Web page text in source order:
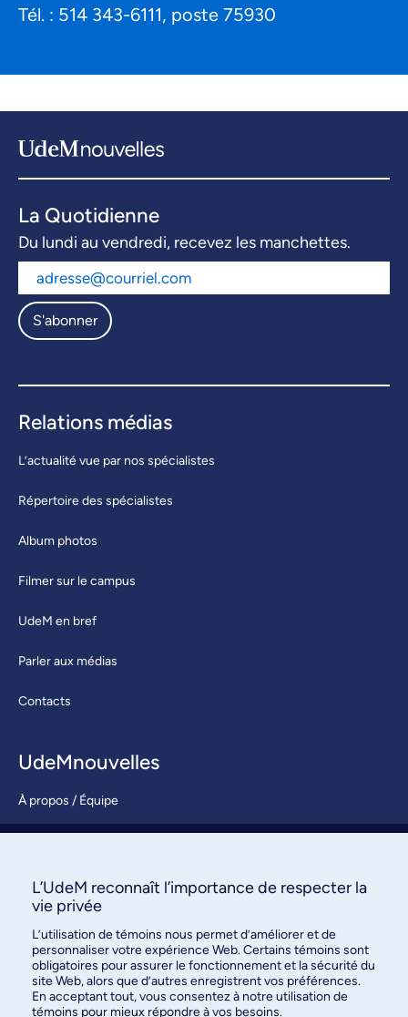
Tél. : 514 343-6111, poste 75930
La Quotidienne
Du lundi au vendredi, recevez les manchettes.
S'abonner
Relations médias
L’actualité vue par nos spécialistes
Répertoire des spécialistes
Album photos
Filmer sur le campus
UdeM en bref
Parler aux médias
Contacts
UdeMnouvelles
À propos / Équipe
S’abonner
L’UdeM reconnaît l’importance de respecter la
vie privée
L’utilisation de témoins nous permet d’améliorer et de
personnaliser votre expérience Web. Certains témoins sont
obligatoires pour assurer le fonctionnement et la sécurité du
site Web, alors que d’autres enregistrent vos préférences.
En acceptant tout, vous consentez à notre utilisation de
témoins pour mieux répondre à vos besoins.